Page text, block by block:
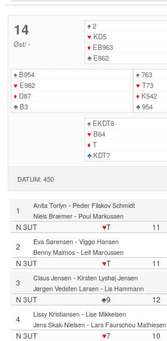
14
Øst/-
♠2
♥ KD5
♦ EB963
♣E862
♠B954
♥ E982
♦ D87
♣B3
♠763
♥ T73
♦ K542
♣954
♠EKDT8
♥ B64
♦ T
♣KDT7
DATUM: 450
1 Anita Torlyn- Peder Filskov Schmidt
Niels Bræmer- Poul Markussen
N 3UT ♥T 11
2
Eva Sørensen- Viggo Hansen
Benny Malmos- Leif Marcussen
N 3UT ♥T 11
3
Claus Jensen- Kirsten Lyshøj Jensen
Jørgen Vedsten Larsen- Lis Hammann
N 3UT ♣9 12
4
Lissy Kristiansen- Lise Mikkelsen
Jens Skak-Nielsen- Lars Faurschou Mathiesen
N 3UT ♥7 10